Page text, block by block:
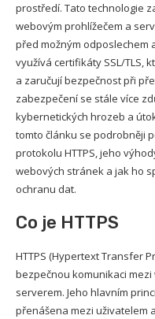
prostředí. Tato technologie
webovým prohlížečem a
před možným odposlechem
využívá certifikáty SSL/TLS,
a zaručují bezpečnost při
zabezpečení se stále více
kybernetických hrozeb a
tomto článku se podrobněji
protokolu HTTPS, jeho
webových stránek a jak ho
ochranu dat.
Co je HTTPS
HTTPS (Hypertext Transfer
bezpečnou komunikaci
serverem. Jeho hlavním
přenášena mezi uživatelem